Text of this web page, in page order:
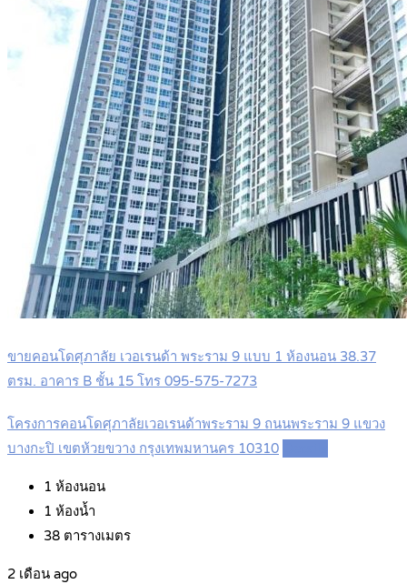
ขายคอนโดศุภาลัย เวอเรนด้า พระราม 9 แบบ 1 ห้องนอน 38.37
ตรม. อาคาร B ชั้น 15 โทร 095-575-7273
โครงการคอนโดศุภาลัยเวอเรนด้าพระราม 9 ถนนพระราม 9 แขวง
บางกะปิ เขตห้วยขวาง กรุงเทพมหานคร 10310
1 ห้องนอน
1 ห้องน้ำ
38 ตารางเมตร
2 เดือน ago